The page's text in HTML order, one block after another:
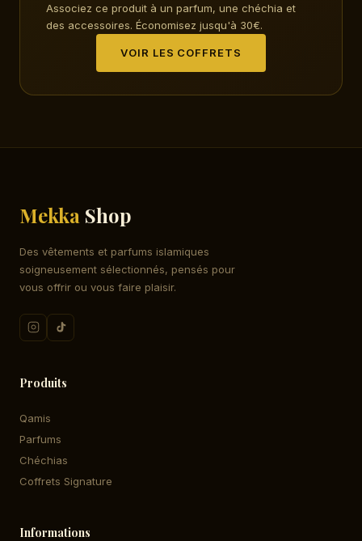
Associez ce produit à un parfum, une chéchia et
des accessoires. Économisez jusqu'à 30€.
VOIR LES COFFRETS
Mekka Shop
Des vêtements et parfums islamiques
soigneusement sélectionnés, pensés pour
vous offrir ou vous faire plaisir.
Produits
Qamis
Parfums
Chéchias
Coffrets Signature
Informations